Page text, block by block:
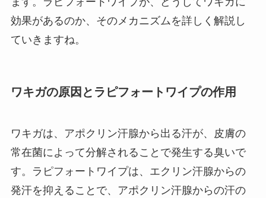
効果があるのか、そのメカニズムを詳しく解説し
ていきますね。
ワキガの原因とラピフォートワイプの作用
ワキガは、アポクリン汗腺から出る汗が、皮膚の
常在菌によって分解されることで発生する臭いで
す。ラピフォートワイプは、エクリン汗腺からの
発汗を抑えることで、アポクリン汗腺からの汗の